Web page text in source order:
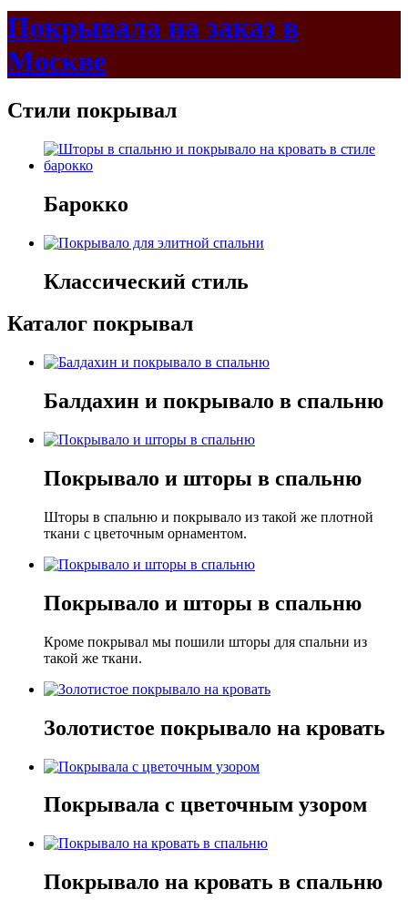
Покрывала на заказ в
Москве
Стили покрывал
Барокко
Классический стиль
Каталог покрывал
Балдахин и покрывало в спальню
Покрывало и шторы в спальню
Шторы в спальню и покрывало из такой же плотной
ткани с цветочным орнаментом.
Покрывало и шторы в спальню
Кроме покрывал мы пошили шторы для спальни из
такой же ткани.
Золотистое покрывало на кровать
Покрывала с цветочным узором
Покрывало на кровать в спальню